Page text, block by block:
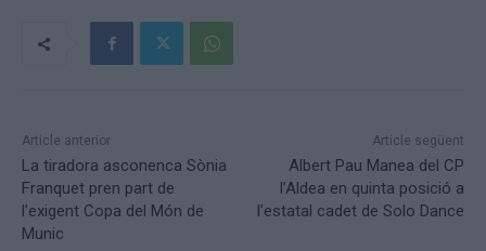
Article anterior
La tiradora asconenca Sònia
Franquet pren part de
l’exigent Copa del Món de
Munic
Article següent
Albert Pau Manea del CP
l’Aldea en quinta posició a
l’estatal cadet de Solo Dance